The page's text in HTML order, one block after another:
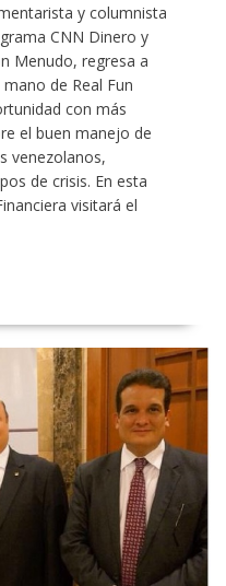
y columnista
CNN Dinero y
Menudo, regresa a
de Real Fun
con más
el buen manejo de
venezolanos,
de crisis. En esta
visitará el